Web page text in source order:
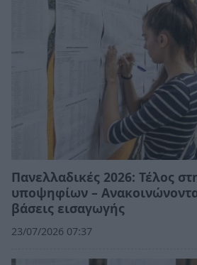
Πανελλαδικές 2026: Τέλος
υποψηφίων –
βάσεις εισαγωγής
23/07/2026 07:37